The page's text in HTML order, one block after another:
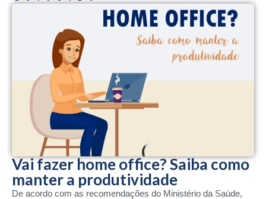
Vai fazer home office? Saiba como
manter a produtividade
De acordo com as recomendações do Ministério da Saúde,